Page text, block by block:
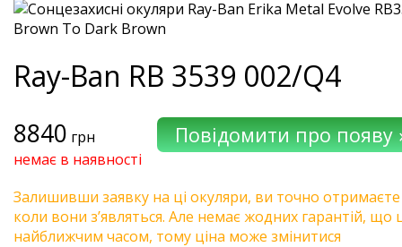
Ray-Ban RB 3539 002/Q4
8840 грн
немає в наявності
Залишивши заявку на ці окуляри, ви точно
коли вони з’являться. Але немає жодних гарантій, що
найближчим часом, тому ціна може змінитися